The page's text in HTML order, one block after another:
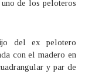
de los peloteros
del ex pelotero
con el madero en
y par de